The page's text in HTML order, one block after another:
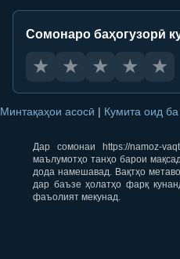
Сомонаро баҳогузорӣ
★ ★ ★ ★ ★
Минтақаҳои асосӣ | Кумита оид
Дар сомонаи https://namoz-
маълумотҳо танҳо барои
дода намешавад. Вақтҳо
дар баъзе ҳолатҳо фарқ
фаъолият мекунад.